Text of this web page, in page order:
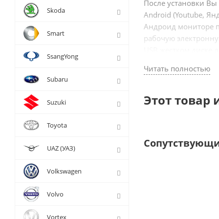
После установки
Android (Youtube,
Андроид мониторе
рабочую
Подключение
Штатные функции
преимуществами
Читать полностью
Этот товар
Skoda
Smart
SsangYong
Subaru
Suzuki
Toyota
UAZ (УАЗ)
Volkswagen
Volvo
Vortex